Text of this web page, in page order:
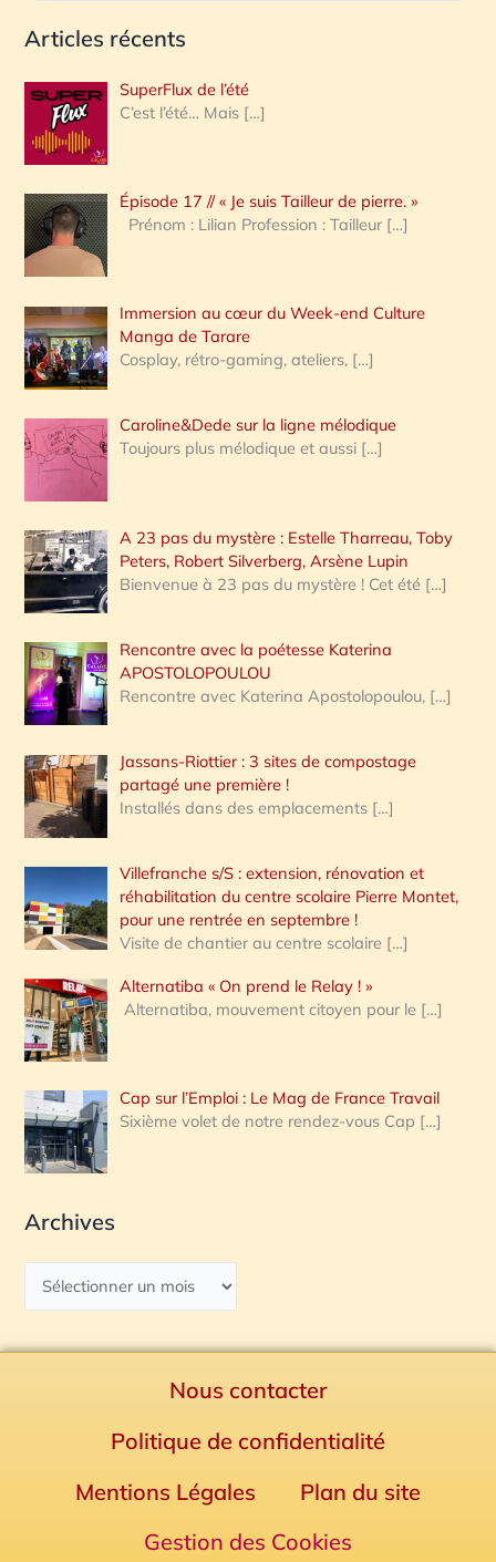
c
e
r
c
h
e
:
Articles récents
SuperFlux de l’été
C’est l’été… Mais […]
Épisode 17 // « Je suis Tailleur de pierre. »
Prénom : Lilian Profession : Tailleur […]
Immersion au cœur du Week-end Culture
Manga de Tarare
Cosplay, rétro-gaming, ateliers, […]
Caroline&Dede sur la ligne mélodique
Toujours plus mélodique et aussi […]
A 23 pas du mystère : Estelle Tharreau, Toby
Peters, Robert Silverberg, Arsène Lupin
Bienvenue à 23 pas du mystère ! Cet été […]
Rencontre avec la poétesse Katerina
APOSTOLOPOULOU
Rencontre avec Katerina Apostolopoulou, […]
Jassans-Riottier : 3 sites de compostage
partagé une première !
Installés dans des emplacements […]
Villefranche s/S : extension, rénovation et
réhabilitation du centre scolaire Pierre Montet,
pour une rentrée en septembre !
Visite de chantier au centre scolaire […]
Alternatiba « On prend le Relay ! »
Alternatiba, mouvement citoyen pour le […]
Cap sur l’Emploi : Le Mag de France Travail
Sixième volet de notre rendez-vous Cap […]
Archives
Nous contacter
Politique de confidentialité
Mentions Légales
Plan du site
Gestion des Cookies